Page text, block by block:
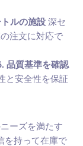
ルの施設 深セ
注文に対応で
品質基準を確認
と安全性を保証
ーズを満たす
を持って在庫で